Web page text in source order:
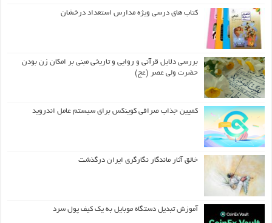
کتاب های درسی ویژه مدارس استعداد درخشان
بررسی دلایل قرآنی و روایی و تاریخی مبنی بر امکان زن بودن
حضرت ولی عصر (عج)
کمپین جذاب صرافی کوینکس برای سیستم عامل اندروید
خالق آثار ماندگار نگارگری ایران درگذشت
آموزش تبدیل دستگاه موبایل به یک کیف‌ پول سرد